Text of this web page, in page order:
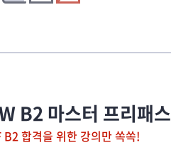
B2 마스터 프리패스
B2 합격을 위한 강의만 쏙쏙!